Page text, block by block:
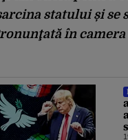
statului și
în camera